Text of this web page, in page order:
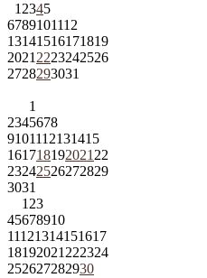
1 2345
6789101112
13141516171819
2021 2223242526
2728293031
1
2345678
9101112131415
161718192021 22
23242526272829
3031
1 23
45678910
11121314151617
18192021 222324
252627282930